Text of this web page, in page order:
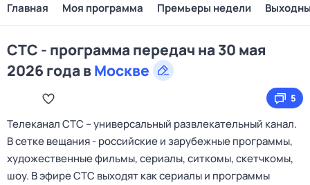
Главная Моя программа Премьеры недели
СТС - программа передач на 30 мая
2026 года вМоскве
5
Телеканал CTC – универсальный развлекательный канал.
В сетке вещания - российские и зарубежные программы,
художественные фильмы, сериалы, ситкомы, скетчкомы,
шоу. В эфире СТС выходят как сериалы и программы